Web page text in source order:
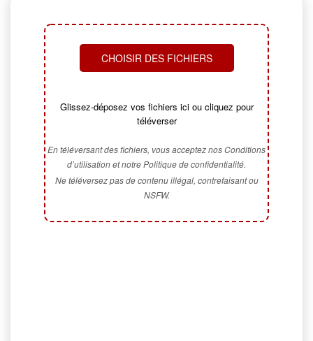
CHOISIR DES FICHIERS
Glissez-déposez vos fichiers ici ou cliquez pour
téléverser
En téléversant des fichiers, vous acceptez nos Conditions
d’utilisation et notre Politique de confidentialité.
Ne téléversez pas de contenu illégal, contrefaisant ou
NSFW.